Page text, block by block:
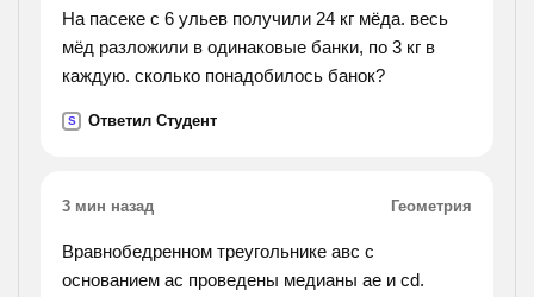
На пасеке с 6 ульев получили 24 кг мёда. весь
мёд разложили в одинаковые банки, по 3 кг в
каждую. сколько понадобилось банок?
S Ответил Студент
3 мин назад Геометрия
Вравнобедренном треугольнике авс с
основанием ас проведены медианы ае и cd.